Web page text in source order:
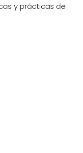
y prácticas de